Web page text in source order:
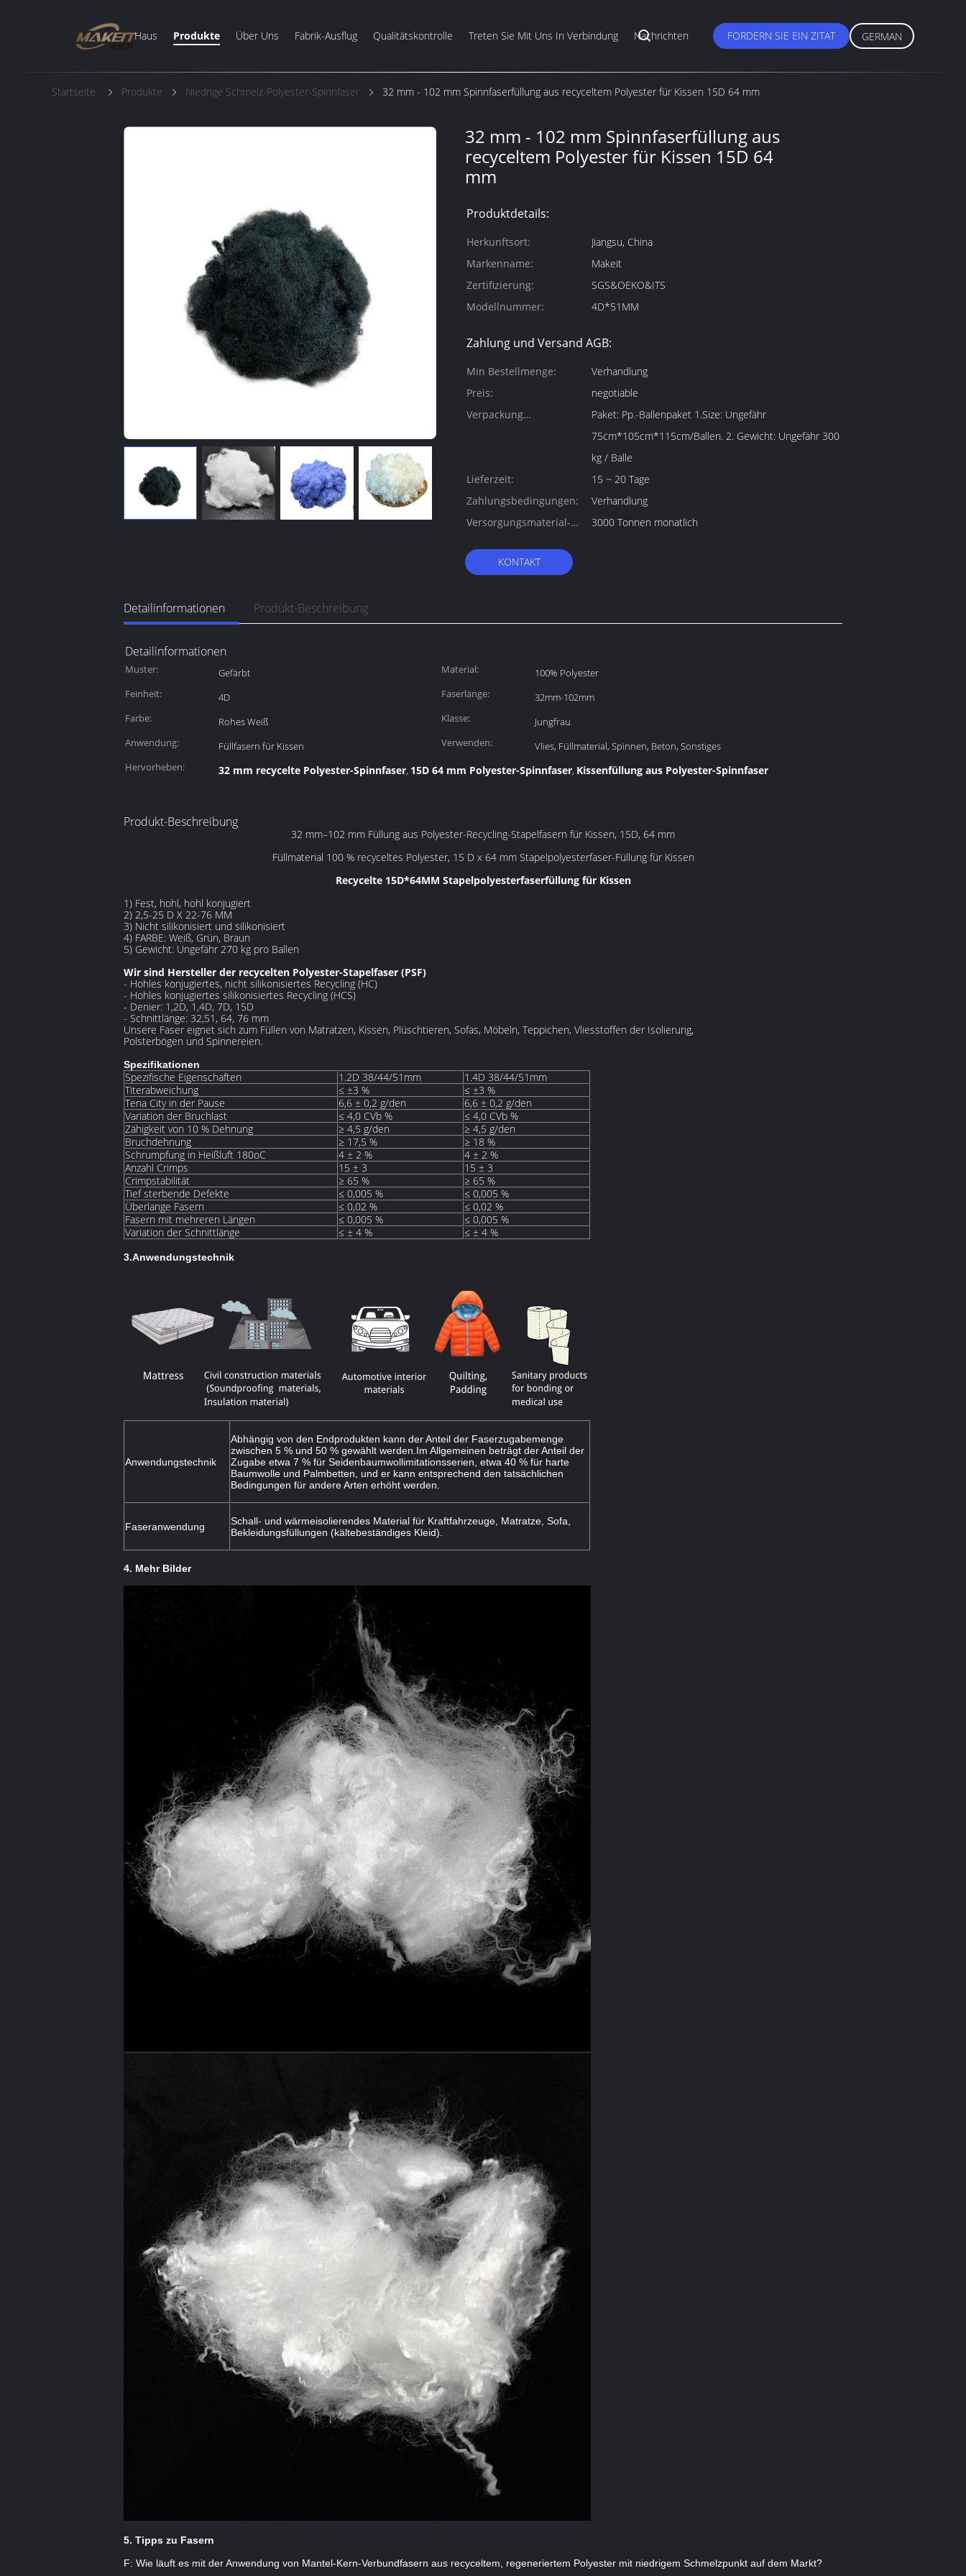
Haus Produkte Über Uns Fabrik-Ausflug Qualitätskontrolle Treten Sie Mit Uns In Verbindung Nachrichten FORDERN SIE EIN ZITAT GERMAN
Startseite Produkte Niedrige Schmelz-Polyester-Spinnfaser 32 mm - 102 mm Spinnfaserfüllung aus recyceltem Polyester für Kissen 15D 64 mm
32 mm - 102 mm Spinnfaserfüllung aus
recyceltem Polyester für Kissen 15D 64
mm
Produktdetails:
Herkunftsort:
Jiangsu, China
Markenname:
Makeit
Zertifizierung:
SGS&OEKO&ITS
Modellnummer:
4D*51MM
Zahlung und Versand AGB:
Min Bestellmenge:
Verhandlung
Preis:
negotiable
Verpackung
Paket: Pp.-Ballenpaket 1.Size: Ungefähr
75cm*105cm*115cm/Ballen. 2. Gewicht: Ungefähr 300
kg / Balle
Lieferzeit:
15 ~ 20 Tage
Zahlungsbedingungen:
Verhandlung
Versorgungsmaterial-
3000 Tonnen monatlich
KONTAKT
Detailinformationen Produkt-Beschreibung
Detailinformationen
Muster: Gefärbt Material:
100% Polyester
Feinheit:
4D Faserlänge:
32mm-102mm
Farbe:
Rohes Weiß Klasse:
Jungfrau
Anwendung:
Füllfasern für Kissen Verwenden:
Vlies, Füllmaterial, Spinnen, Beton, Sonstiges
Hervorheben:
32 mm recycelte Polyester-Spinnfaser, 15D 64 mm Polyester-Spinnfaser, Kissenfüllung aus Polyester-Spinnfaser
Produkt-Beschreibung
32 mm–102 mm Füllung aus Polyester-Recycling-Stapelfasern für Kissen, 15D, 64 mm
Füllmaterial 100 % recyceltes Polyester, 15 D x 64 mm Stapelpolyesterfaser-Füllung für Kissen
Recycelte 15D*64MM Stapelpolyesterfaserfüllung für Kissen
1) Fest, hohl, hohl konjugiert
2) 2,5-25 D X 22-76 MM
3) Nicht silikonisiert und silikonisiert
4) FARBE: Weiß, Grün, Braun
5) Gewicht: Ungefähr 270 kg pro Ballen
Wir sind Hersteller der recycelten Polyester-Stapelfaser (PSF)
- Hohles konjugiertes, nicht silikonisiertes Recycling (HC)
- Hohles konjugiertes silikonisiertes Recycling (HCS)
- Denier: 1,2D, 1,4D, 7D, 15D
- Schnittlänge: 32,51, 64, 76 mm
Unsere Faser eignet sich zum Füllen von Matratzen, Kissen, Plüschtieren, Sofas, Möbeln, Teppichen, Vliesstoffen der Isolierung,
Polsterbögen und Spinnereien.
Spezifikationen
Spezifische Eigenschaften 1.2D 38/44/51mm
1.4D 38/44/51mm
Titerabweichung
≤ ±3 %
≤ ±3 %
Tena City in der Pause
6,6 ± 0,2 g/den
6,6 ± 0,2 g/den
Variation der Bruchlast
≤ 4,0 CVb %
≤ 4,0 CVb %
Zähigkeit von 10 % Dehnung
≥ 4,5 g/den
≥ 4,5 g/den
Bruchdehnung
≥ 17,5 %
≥ 18 %
Schrumpfung in Heißluft 180oC
4 ± 2 %
4 ± 2 %
Anzahl Crimps
15 ± 3
15 ± 3
Crimpstabilität
≥ 65 %
≥ 65 %
Tief sterbende Defekte
≤ 0,005 %
≤ 0,005 %
Überlange Fasern
≤ 0,02 %
≤ 0,02 %
Fasern mit mehreren Längen
≤ 0,005 %
≤ 0,005 %
Variation der Schnittlänge
≤ ± 4 % ≤ ± 4 %
3.Anwendungstechnik
Anwendungstechnik
Abhängig von den Endprodukten kann der Anteil der Faserzugabemenge
zwischen 5 % und 50 % gewählt werden.Im Allgemeinen beträgt der Anteil der
Zugabe etwa 7 % für Seidenbaumwollimitationsserien, etwa 40 % für harte
Baumwolle und Palmbetten, und er kann entsprechend den tatsächlichen
Bedingungen für andere Arten erhöht werden.
Faseranwendung
Schall- und wärmeisolierendes Material für Kraftfahrzeuge, Matratze, Sofa,
Bekleidungsfüllungen (kältebeständiges Kleid).
4. Mehr Bilder
5. Tipps zu Fasern
F: Wie läuft es mit der Anwendung von Mantel-Kern-Verbundfasern aus recyceltem, regeneriertem Polyester mit niedrigem Schmelzpunkt auf dem Markt?